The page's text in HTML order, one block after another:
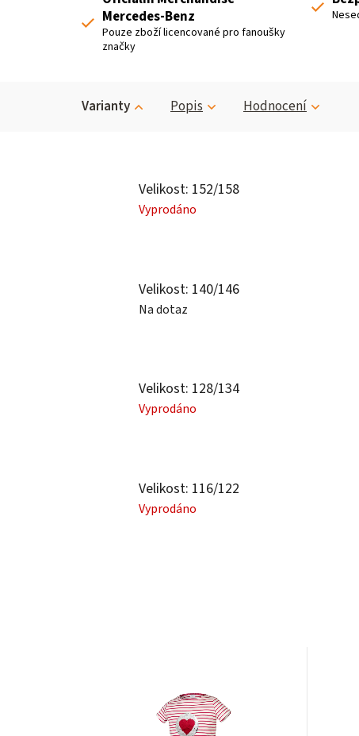
Mercedes-Benz
Pouze zboží licencované pro fanoušky
značky
Varianty Popis Hodnocení
Velikost: 152/158
Vyprodáno
Velikost: 140/146
Na dotaz
Velikost: 128/134
Vyprodáno
Velikost: 116/122
Vyprodáno